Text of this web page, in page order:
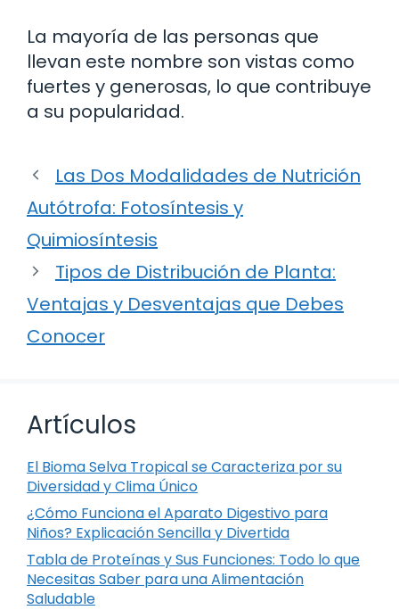
La mayoría de las personas que
llevan este nombre son vistas como
fuertes y generosas, lo que contribuye
a su popularidad.
Las Dos Modalidades de Nutrición
Autótrofa: Fotosíntesis y
Quimiosíntesis
Tipos de Distribución de Planta:
Ventajas y Desventajas que Debes
Conocer
Artículos
El Bioma Selva Tropical se Caracteriza por su
Diversidad y Clima Único
¿Cómo Funciona el Aparato Digestivo para
Niños? Explicación Sencilla y Divertida
Tabla de Proteínas y Sus Funciones: Todo lo que
Necesitas Saber para una Alimentación
Saludable